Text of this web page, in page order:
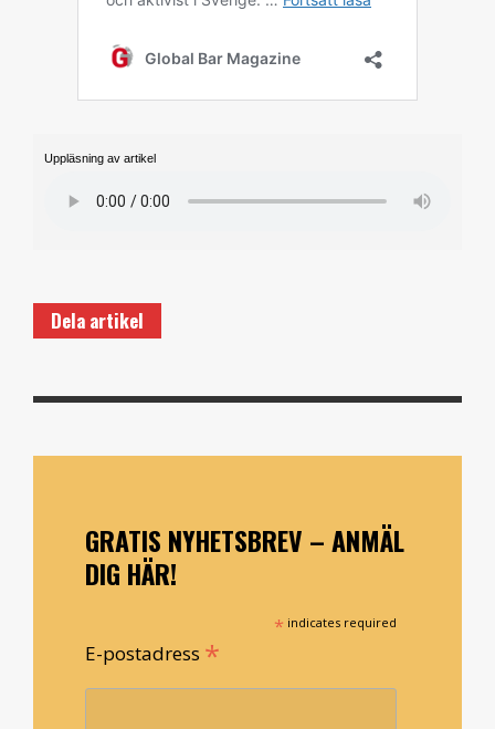
Uppläsning av artikel
Dela artikel
GRATIS NYHETSBREV – ANMÄL
DIG HÄR!
* indicates required
E-postadress *